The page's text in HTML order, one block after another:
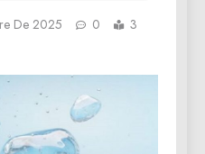
De 2025 0
3